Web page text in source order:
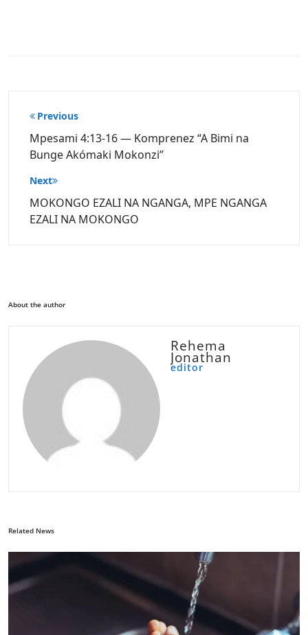
Post
navigation
Previous
Mpesami 4:13-16 — Komprenez “A Bimi na
Bunge Akómaki Mokonzi”
Next
MOKONGO EZALI NA NGANGA, MPE NGANGA
EZALI NA MOKONGO
About the author
Rehema
Jonathan
editor
Related News